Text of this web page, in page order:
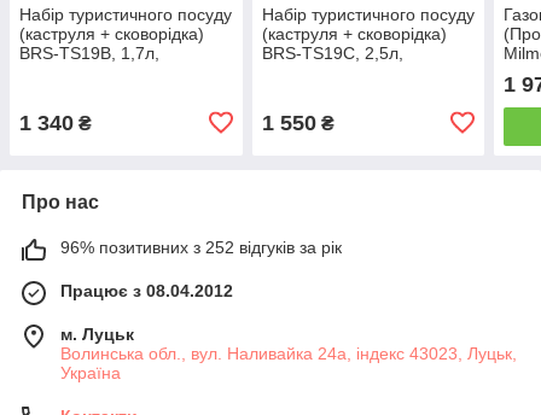
Набір туристичного посуду
(каструля + сковорідка)
BRS-TS19B, 1,7л,
1 340 ₴
Набір туристичного посуду
(каструля + сковорідка)
BRS-TS19С, 2,5л,
1 550₴
1
Про нас
96% позитивних з 252 відгуків за рік
Працює з 08.04.2012
м. Луцьк
Волинська обл., вул. Наливайка 24а, індекс 43023, Луцьк,
Україна